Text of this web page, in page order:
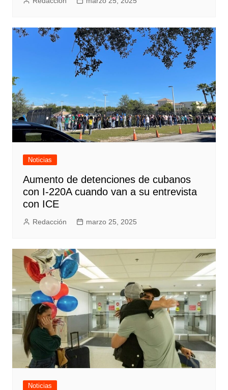
Noticias
Aumento de detenciones de cubanos
con I-220A cuando van a su entrevista
con ICE
Redacción marzo 25, 2025
Noticias